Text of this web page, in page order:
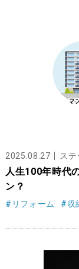
2025.08.27 ス
人生100年時代
ン？
#リフォーム #収